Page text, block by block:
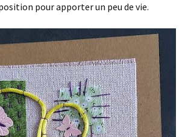
pour apporter un peu de vie.